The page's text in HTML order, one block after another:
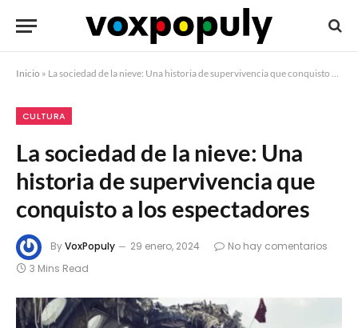
Inicio » La sociedad de la nieve: Una historia de supervivencia que conquisto a los espectadores
CULTURA
La sociedad de la nieve: Una
historia de supervivencia que
conquisto a los espectadores
ByVoxPopuly 29 enero, 2024
No hay comentarios
3 Mins Read